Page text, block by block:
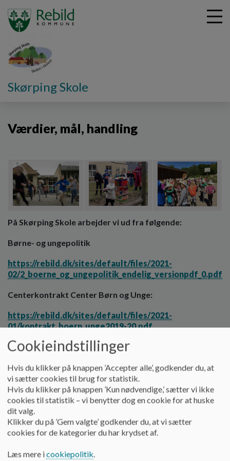
Skørping Skole
Værdier
Værdier, mål, handling
På Skørping Skole arbejder vi ud fra følgende:
Børne- og ungepolitik
https://rebild.dk/sites/default/files/2021-
02/2_boerne_og_ungepolitik_endelig_versionpdf_0.pdf
Centerkontrakt Center Børn og Unge:
https://rebild.dk/sites/default/files/2021-
01/kontrakt_boern_unge2019-20.pdf
På Skørping Skole arbejder vi ud fra følgende værdigrundlag:
Fællesskab forpligter
På Skørping Skole løfter vi i fællesskab. Vi har traditioner og
projekter, hvor fællesskabet styrkes, så alle oplever at være
fællesskab arbejder vi med sociale og faglige fokus. Skolens
Cookieindstillinger
Hvis du klikker på knappen ’Accepter alle’, godkender du, at
vi sætter cookies til brug for statistik.
Hvis du klikker på knappen ’Kun nødvendige,’ sætter vi ikke
cookies til statistik – vi benytter dog en cookie for at huske
dit valg.
Klikker du på ’Gem valgte’ godkender du, at vi sætter
cookies for de kategorier du har krydset af.
Læs mere icookiepolitik.